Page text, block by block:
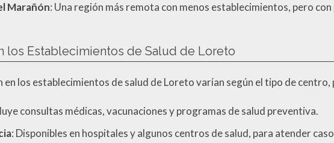
Marañón: Una región más remota con menos establecimientos, pero
los Establecimientos de Salud de Loreto
en los establecimientos de salud de Loreto varían según el tipo de centro,
consultas médicas, vacunaciones y programas de salud preventiva.
: Disponibles en hospitales y algunos centros de salud, para atender